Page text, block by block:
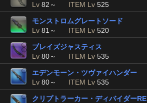
Lv 82～ ITEM Lv 525
モンストロムグレートソード
Lv 81～ ITEM Lv 520
ブレイズジャスティス
Lv 80～ ITEM Lv 535
エデンモーン・ツヴァイハンダー
Lv 80～ ITEM Lv 535
クリプトラーカー・ディバイダーRE